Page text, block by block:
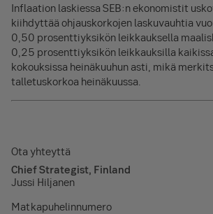
Inflaation laskiessa SEB:n ekonomistit
kiihdyttää ohjauskorkojen laskuvauhtia
0,50 prosenttiyksikön leikkauksella
0,25 prosenttiyksikön leikkauksilla
kokouksissa heinäkuuhun asti, mikä
talletuskorkoa heinäkuussa.
Ota yhteyttä
Chief Strategist, Finland
Jussi Hiljanen
Matkapuhelinnumero